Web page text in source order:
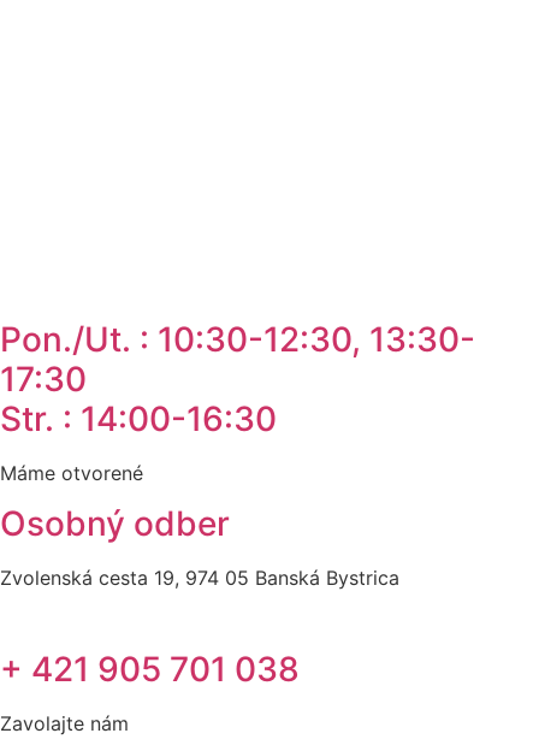
Pon./Ut. : 10:30-12:30, 13:30-
17:30
Str. : 14:00-16:30
Máme otvorené
Osobný odber
Zvolenská cesta 19, 974 05 Banská Bystrica
+ 421 905 701 038
Zavolajte nám